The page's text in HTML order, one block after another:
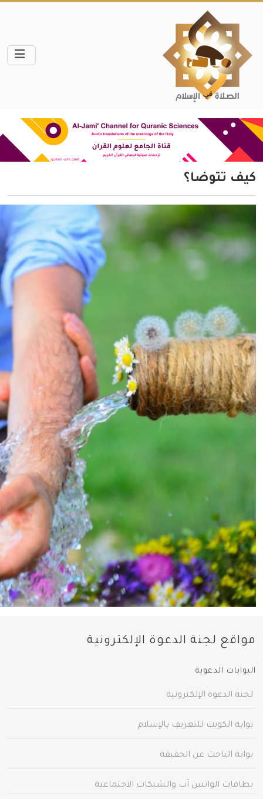
كيف تتوضأ؟
مواقع لجنة الدعوة الإلكترونية
البوابات الدعوية
لجنة الدعوة الإلكترونية
بوابة الكويت للتعريف بالإسلام
بوابة الباحث عن الحقيقة
بطاقات الواتس آب والشبكات الاجتماعية